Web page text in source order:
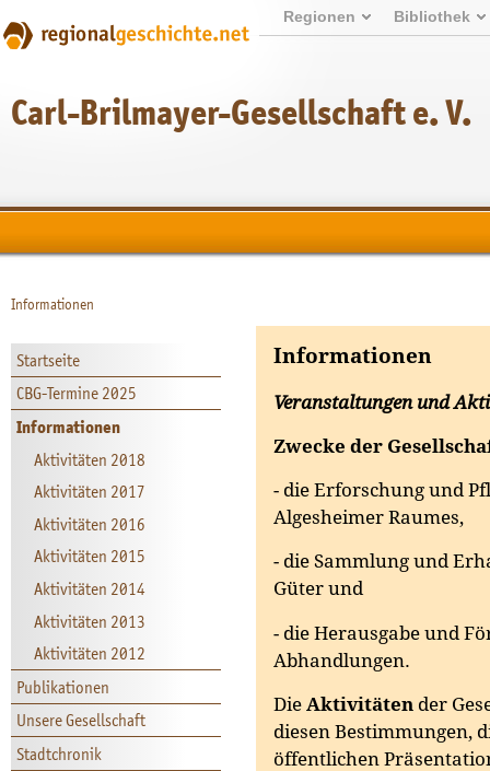
Regionen Bibliothek
Carl-Brilmayer-Gesellschaft e. V.
Informationen
Startseite
CBG-Termine 2025
Informationen
Aktivitäten 2018
Aktivitäten 2017
Aktivitäten 2016
Aktivitäten 2015
Aktivitäten 2014
Aktivitäten 2013
Aktivitäten 2012
Publikationen
Unsere Gesellschaft
Stadtchronik
Informationen
Veranstaltungen und
Zwecke der
- die Erforschung und
Algesheimer Raumes,
- die Sammlung und
Güter und
- die Herausgabe und
Abhandlungen.
Die Aktivitäten der
diesen Bestimmungen,
öffentlichen